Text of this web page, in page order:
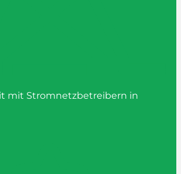
mit Stromnetzbetreibern in